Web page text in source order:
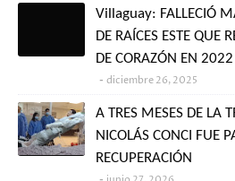
Villaguay: FALLECIÓ
DE RAÍCES ESTE QUE
DE CORAZÓN EN 2022
diciembre 26, 2025
A TRES MESES DE LA
NICOLÁS CONCI FUE
RECUPERACIÓN